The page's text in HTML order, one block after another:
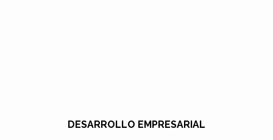
DESARROLLO EMPRESARIAL